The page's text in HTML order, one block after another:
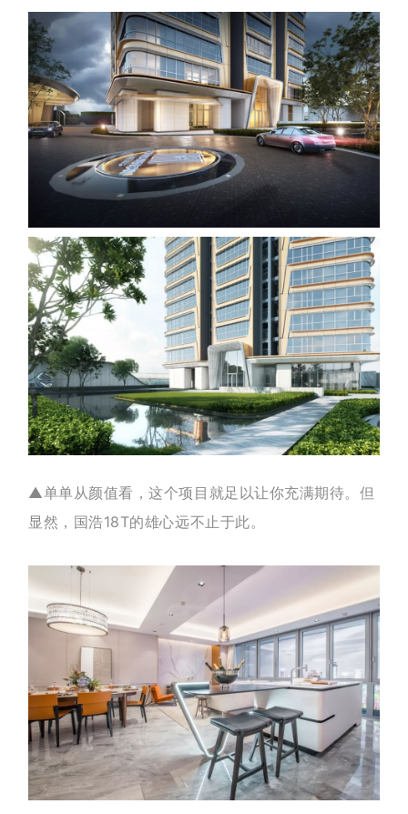
▲单单从颜值看，这个项目就足以让你充满期待。但
显然，国浩18T的雄心远不止于此。